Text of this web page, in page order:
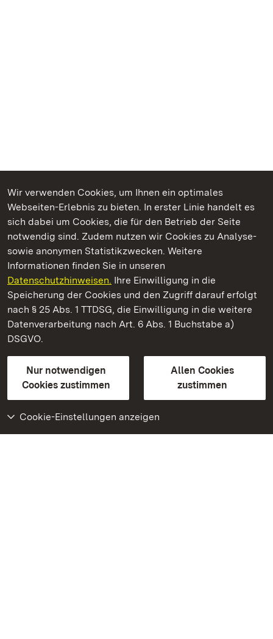
Wir verwenden Cookies, um Ihnen ein optimales
Webseiten-Erlebnis zu bieten. In erster Linie handelt es
sich dabei um Cookies, die für den Betrieb der Seite
notwendig sind. Zudem nutzen wir Cookies zu Analyse-
sowie anonymen Statistikzwecken. Weitere
Informationen finden Sie in unseren
Datenschutzhinweisen. Ihre Einwilligung in die
Speicherung der Cookies und den Zugriff darauf erfolgt
nach § 25 Abs. 1 TTDSG, die Einwilligung in die weitere
Datenverarbeitung nach Art. 6 Abs. 1 Buchstabe a)
DSGVO.
Nur notwendigen
Cookies zustimmen
Allen Cookies
zustimmen
Cookie-Einstellungen anzeigen
Kommen. Staunen. Genießen.
Staatliche Schlösser und Gärten Baden‑Württemberg
Staatliche Schlösser und Gärten Baden-Württemberg
Kontakt
GebärdenspracheLeichte Sprache
Erklärung zur Barrierefreiheit
BITV-konform (geprüfte Seiten)
Weiteres